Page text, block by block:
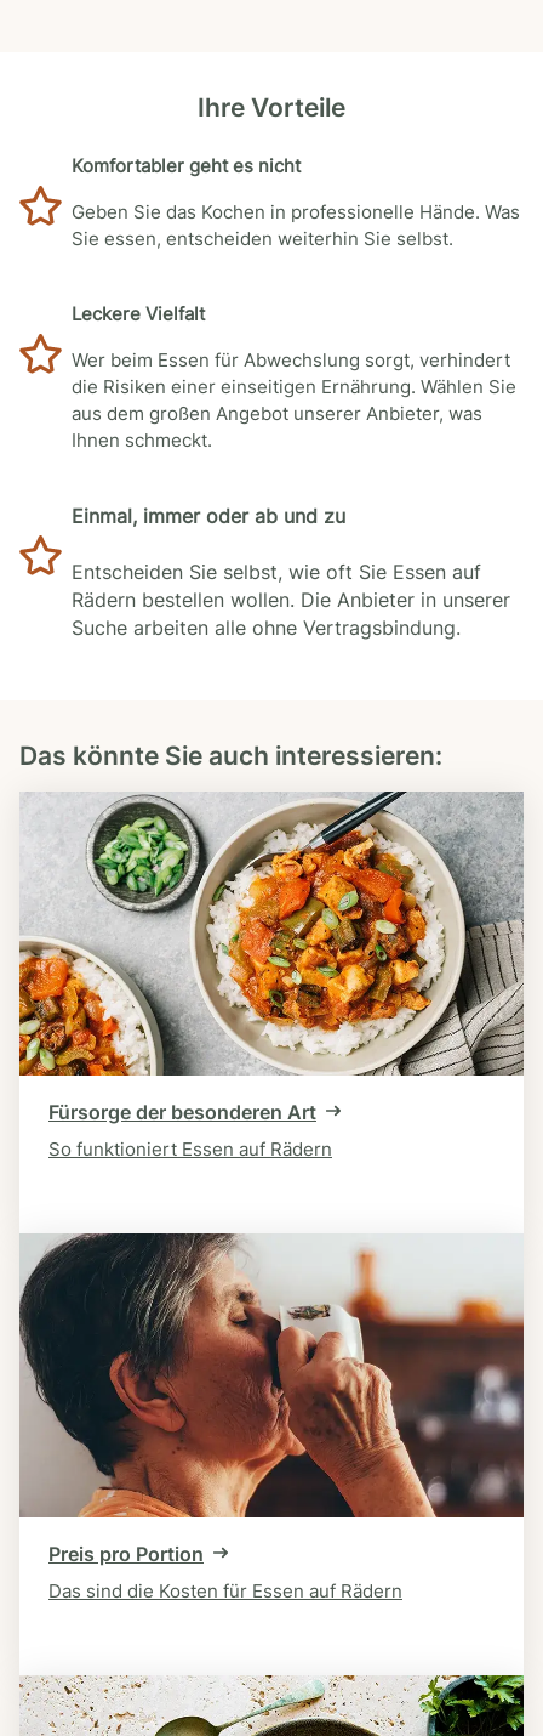
Ihre Vorteile
Komfortabler geht es nicht
Geben Sie das Kochen in professionelle Hände. Was
Sie essen, entscheiden weiterhin Sie selbst.
Leckere Vielfalt
Wer beim Essen für Abwechslung sorgt, verhindert
die Risiken einer einseitigen Ernährung. Wählen Sie
aus dem großen Angebot unserer Anbieter, was
Ihnen schmeckt.
Einmal, immer oder ab und zu
Entscheiden Sie selbst, wie oft Sie Essen auf
Rädern bestellen wollen. Die Anbieter in unserer
Suche arbeiten alle ohne Vertragsbindung.
Das könnte Sie auch interessieren:
Fürsorge der besonderen Art
So funktioniert Essen auf Rädern
Preis pro Portion
Das sind die Kosten für Essen auf Rädern